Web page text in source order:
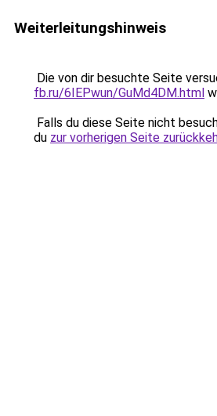
Weiterleitungshinweis
Die von dir besuchte Seite
fb.ru/6IEPwun/GuMd4DM.html
Falls du diese Seite nicht
du zur vorherigen Seite